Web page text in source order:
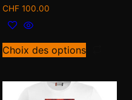
CHF 100.00
Choix des options